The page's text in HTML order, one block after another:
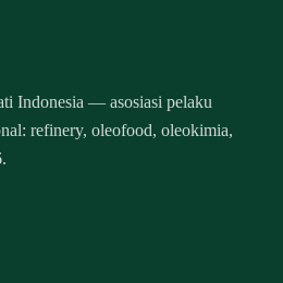
Indonesia — asosiasi pelaku
refinery, oleofood, oleokimia,